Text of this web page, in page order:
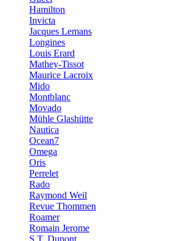
Hamilton
Invicta
Jacques Lemans
Longines
Louis Erard
Mathey-Tissot
Maurice Lacroix
Mido
Montblanc
Movado
Mühle Glashütte
Nautica
Ocean7
Omega
Oris
Perrelet
Rado
Raymond Weil
Revue Thommen
Roamer
Romain Jerome
S.T. Dupont